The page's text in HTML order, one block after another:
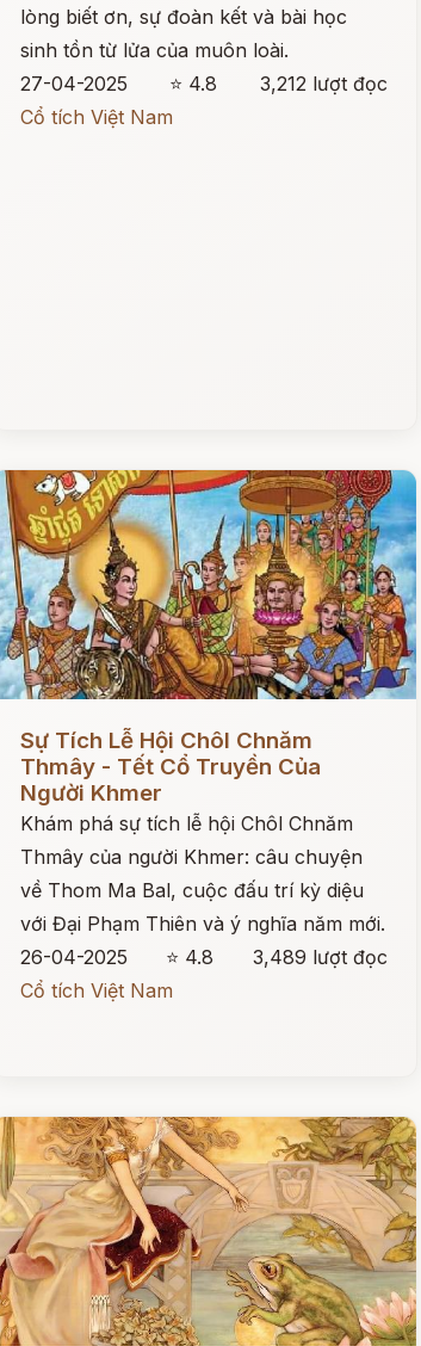
lòng biết ơn, sự đoàn kết và bài học
sinh tồn từ lửa của muôn loài.
27-04-2025
⭐ 4.8
3,212 lượt đọc
Cổ tích Việt Nam
Sự Tích Lễ Hội Chôl Chnăm
Thmây - Tết Cổ Truyền Của
Người Khmer
Khám phá sự tích lễ hội Chôl Chnăm
Thmây của người Khmer: câu chuyện
về Thom Ma Bal, cuộc đấu trí kỳ diệu
với Đại Phạm Thiên và ý nghĩa năm mới.
26-04-2025
⭐ 4.8
3,489 lượt đọc
Cổ tích Việt Nam